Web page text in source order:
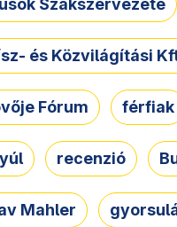
és Közvilágítási
Fórum férfiak
recenzió
Mahler